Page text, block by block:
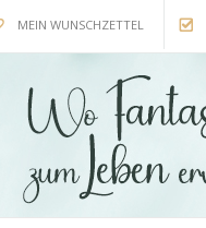
MEIN WUNSCHZETTEL